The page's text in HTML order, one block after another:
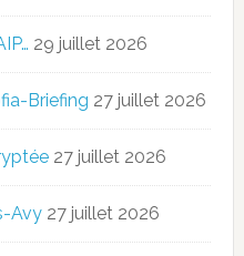
29 juillet 2026
Briefing 27 juillet 2026
27 juillet 2026
Avy 27 juillet 2026